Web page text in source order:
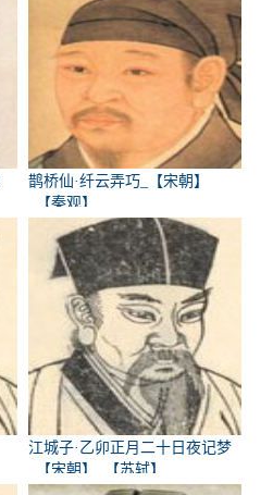
鹊桥仙·纤云弄巧_【宋朝】
_【秦观】
江城子·乙卯正月二十日夜记梦
_【宋朝】_【苏轼】